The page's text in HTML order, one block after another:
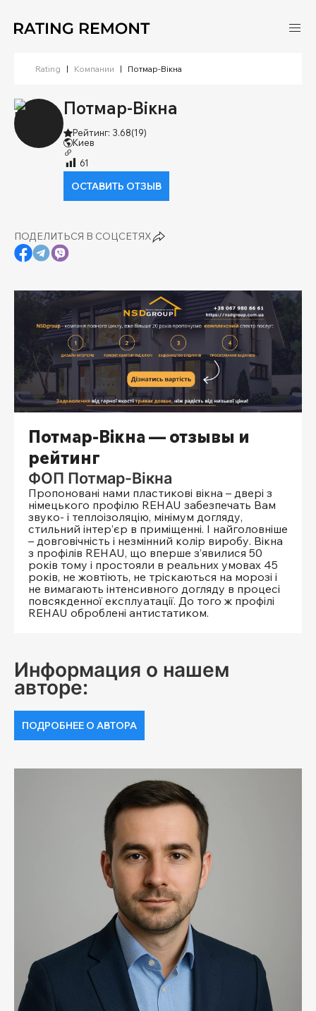
Rating | Компании | Потмар-Вікна
Потмар-Вікна
Рейтинг: 3.68(19)
Киев
61
ОСТАВИТЬ ОТЗЫВ
ПОДЕЛИТЬСЯ В СОЦСЕТЯХ
Потмар-Вікна — отзывы и
рейтинг
ФОП Потмар-Вікна
Пропоновані нами пластикові вікна – двері з
німецького профілю REHAU забезпечать Вам
звуко- і теплоізоляцію, мінімум догляду,
стильний інтер’єр в приміщенні. І найголовніше
– довговічність і незмінний колір виробу. Вікна
з профілів REHAU, що вперше з’явилися 50
років тому і простояли в реальних умовах 45
років, не жовтіють, не тріскаються на морозі і
не вимагають інтенсивного догляду в процесі
повсякденної експлуатації. До того ж профілі
REHAU оброблені антистатиком.
Информация о нашем
авторе:
ПОДРОБНЕЕ О АВТОРА